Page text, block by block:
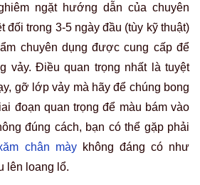
ngặt hướng dẫn của chuyên
đối trong 3-5 ngày đầu (tùy kỹ thuật)
chuyên dụng được cung cấp để
vảy. Điều quan trọng nhất là tuyệt
gỡ lớp vảy mà hãy để chúng bong
đoạn quan trọng để màu bám vào
đúng cách, bạn có thể gặp phải
chân màykhông đáng có như
lên loang lổ.